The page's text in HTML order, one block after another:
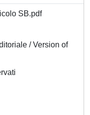
SB.pdf
/ Version of